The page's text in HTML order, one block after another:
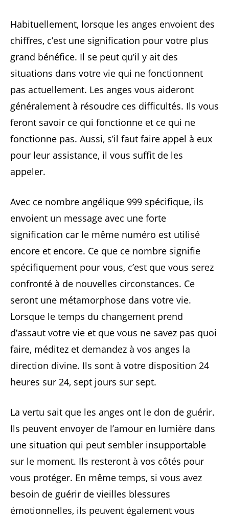
Habituellement, lorsque les anges envoient des
chiffres, c’est une signification pour votre plus
grand bénéfice. Il se peut qu’il y ait des
situations dans votre vie qui ne fonctionnent
pas actuellement. Les anges vous aideront
généralement à résoudre ces difficultés. Ils vous
feront savoir ce qui fonctionne et ce qui ne
fonctionne pas. Aussi, s’il faut faire appel à eux
pour leur assistance, il vous suffit de les
appeler.
Avec ce nombre angélique 999 spécifique, ils
envoient un message avec une forte
signification car le même numéro est utilisé
encore et encore. Ce que ce nombre signifie
spécifiquement pour vous, c’est que vous serez
confronté à de nouvelles circonstances. Ce
seront une métamorphose dans votre vie.
Lorsque le temps du changement prend
d’assaut votre vie et que vous ne savez pas quoi
faire, méditez et demandez à vos anges la
direction divine. Ils sont à votre disposition 24
heures sur 24, sept jours sur sept.
La vertu sait que les anges ont le don de guérir.
Ils peuvent envoyer de l’amour en lumière dans
une situation qui peut sembler insupportable
sur le moment. Ils resteront à vos côtés pour
vous protéger. En même temps, si vous avez
besoin de guérir de vieilles blessures
émotionnelles, ils peuvent également vous